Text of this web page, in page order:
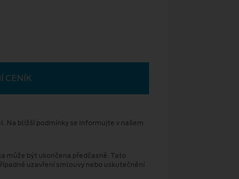
CENÍK
Na bližší podmínky se informujte v našem
může být ukončena předčasně. Tato
uzavření smlouvy nebo uskutečnění